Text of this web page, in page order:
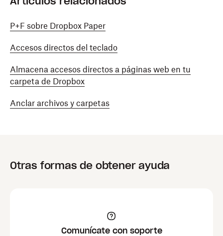
P+F sobre Dropbox Paper
Accesos directos del teclado
Almacena accesos directos a páginas web en tu
carpeta de Dropbox
Anclar archivos y carpetas
Otras formas de obtener ayuda
Comunícate con soporte